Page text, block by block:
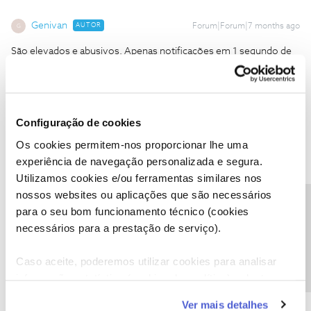
Configuração de cookies
Os cookies permitem-nos proporcionar lhe uma
experiência de navegação personalizada e segura.
Utilizamos cookies e/ou ferramentas similares nos
nossos websites ou aplicações que são necessários
para o seu bom funcionamento técnico (cookies
necessários para a prestação de serviço).
Caso aceite, poderemos utilizar cookies para analisar
Ver mais detalhes
G Genivan AUTOR Forum|Forum|7 months ago
São elevados e abusivos. Apenas notificações em 1 segundo de
uso do serviço e uma cobrança nesse valor fere qualquer prinípio
de razoabilidade. Farei a devida contestação em todos os canais
João H. Forum|Forum|7 months ago
Compreendemos e lamentamos a situação, ​ @Genivan
No entanto, os consumos praticados em roaming são
equipamento se ligou pelo que, para que existam consumos,
Caso não pretenda fazer uso de roaming é necessário que solicite